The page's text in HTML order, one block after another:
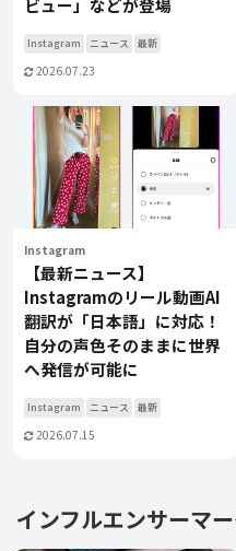
ビュー」などが登場
Instagram ニュース 最新
2026.07.23
Instagram
【最新ニュース】
Instagramのリール動画AI
翻訳が「日本語」に対応！
自分の声色そのままに世界
へ発信が可能に
Instagram ニュース 最新
2026.07.15
インフルエンサーマ